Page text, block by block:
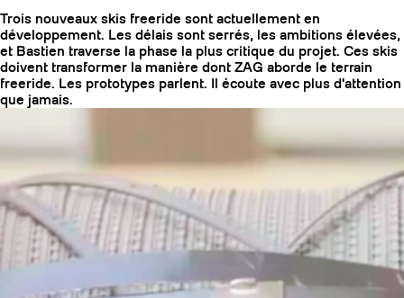
COUTEAUX
Trois nouveaux skis freeride sont actuellement en
développement. Les délais sont serrés, les ambitions élevées,
et Bastien traverse la phase la plus critique du projet. Ces skis
doivent transformer la manière dont ZAG aborde le terrain
freeride. Les prototypes parlent. Il écoute avec plus d'attention
que jamais.